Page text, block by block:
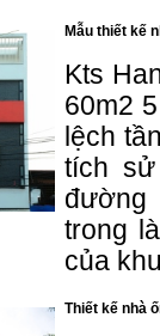
Mẫu thiết kế
Kts
60m2
lệch
tích
đường
trong
của
Thiết kế nhà